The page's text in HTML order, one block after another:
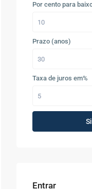
Por cento para
Prazo (anos)
Taxa de juros em%
Entrar